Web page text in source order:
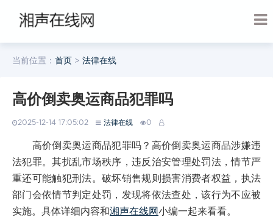
当前位置： 首页 > 法律在线
高价倒卖奥运商品犯罪吗
2025-12-14 17:05:02 法律在线 0
高价倒卖奥运商品犯罪吗？高价倒卖奥运商品涉嫌违
法犯罪。其扰乱市场秩序，违反治安管理处罚法，情节严
重还可能触犯刑法。破坏销售规则损害消费者权益，执法
部门会依情节判定处罚，发现将依法查处，该行为不应被
实施。具体详细内容和湘声在线网小编一起来看看。